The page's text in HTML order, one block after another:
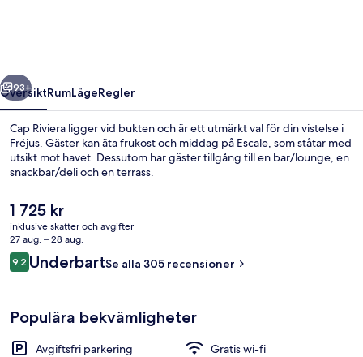
Exteriör
Nästa
93+
ÖversiktRumLägeRegler
Cap Riviera ligger vid bukten och är ett utmärkt val för din vistelse i
Fréjus. Gäster kan äta frukost och middag på Escale, som ståtar med
utsikt mot havet. Dessutom har gäster tillgång till en bar/lounge, en
snackbar/deli och en terrass.
Det
nuvarande
priset
är
1 725 kr
1 725 kr
inklusive skatter och avgifter
27 aug. – 28 aug.
Recensioner
9,29,2 av 10,
UnderbartSe alla 305 recensioner
Populära bekvämligheter
Avgiftsfri parkering
Gratis wi-fi